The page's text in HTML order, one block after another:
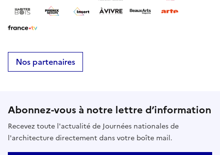
Nos partenaires
Abonnez-vous à notre lettre d’information
Recevez toute l'actualité de Journées nationales de
l'architecture directement dans votre boîte mail.